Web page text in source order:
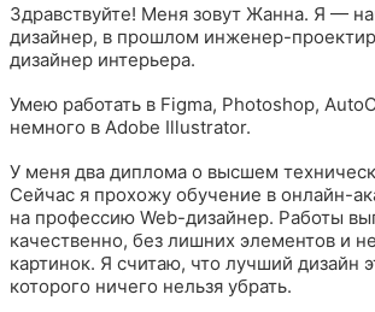
Здравствуйте! Меня зовут Жанна. Я —
дизайнер, в прошлом инженер-
дизайнер интерьера.
Умею работать в Figma, Photoshop,
немного в Adobe Illustrator.
У меня два диплома о высшем
Сейчас я прохожу обучение в онлайн-
на профессию Web-дизайнер. Работы
качественно, без лишних элементов и
картинок. Я считаю, что лучший дизайн
которого ничего нельзя убрать.